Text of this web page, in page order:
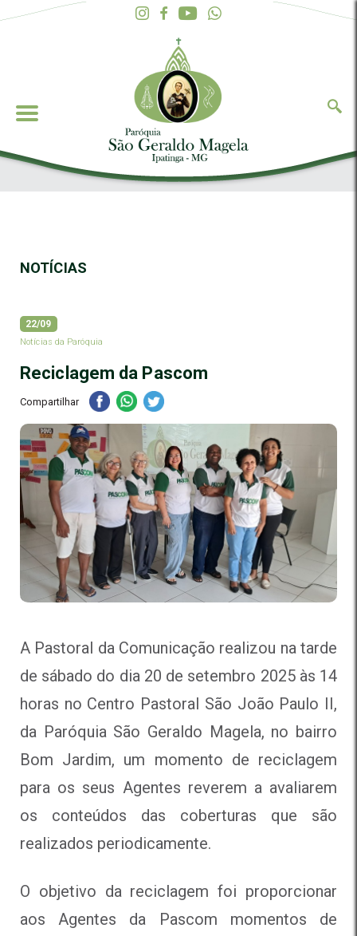
NOTÍCIAS
22/09
Notícias da Paróquia
Reciclagem da Pascom
Compartilhar
A Pastoral da Comunicação realizou na tarde
de sábado do dia 20 de setembro 2025 às 14
horas no Centro Pastoral São João Paulo II,
da Paróquia São Geraldo Magela, no bairro
Bom Jardim, um momento de reciclagem
para os seus Agentes reverem a avaliarem
os conteúdos das coberturas que são
realizados periodicamente.
O objetivo da reciclagem foi proporcionar
aos Agentes da Pascom momentos de